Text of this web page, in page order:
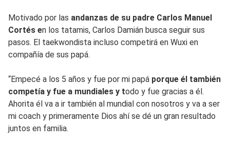
Motivado por las andanzas de su padre Carlos Manuel
Cortés en los tatamis, Carlos Damián busca seguir sus
pasos. El taekwondista incluso competirá en Wuxi en
compañía de sus papá.
“Empecé a los 5 años y fue por mi papá porque él también
competía y fue a mundiales y todo y fue gracias a él.
Ahorita él va a ir también al mundial con nosotros y va a ser
mi coach y primeramente Dios ahí se dé un gran resultado
juntos en familia.